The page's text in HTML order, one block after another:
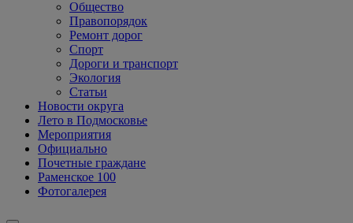
Общество
Правопорядок
Ремонт дорог
Спорт
Дороги и транспорт
Экология
Статьи
Новости округа
Лето в Подмосковье
Мероприятия
Официально
Почетные граждане
Раменское 100
Фотогалерея